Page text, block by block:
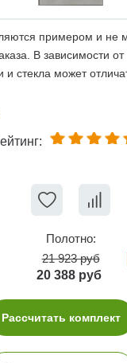
примером и не
В зависимости
стекла может
Полотно:
21 923 руб
20 388 руб
Рассчитать комплект